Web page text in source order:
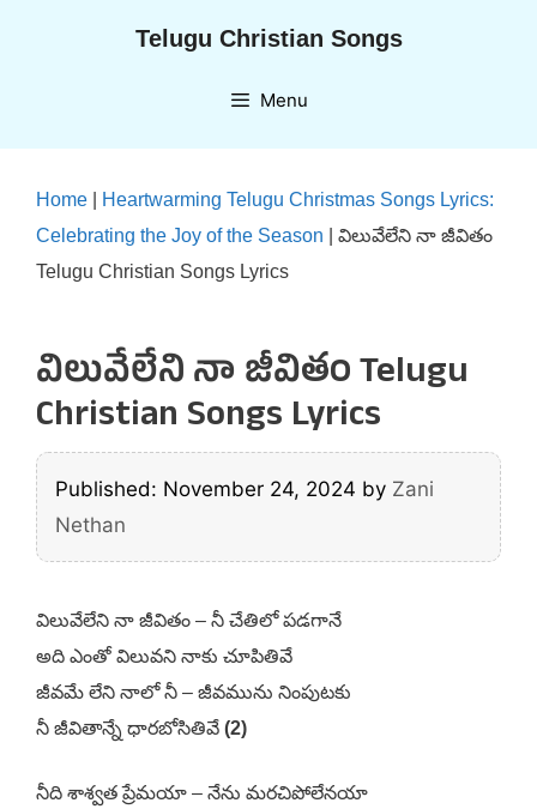
Telugu Christian Songs
Menu
Home
Heartwarming Telugu Christmas Songs Lyrics:
Celebrating the Joy of the Season
విలువేలేని నా జీవితం
Telugu Christian Songs Lyrics
విలువేలేని నా జీవితం Telugu
Christian Songs Lyrics
Published: November 24, 2024 by Zani
Nethan
విలువేలేని నా జీవితం – నీ చేతిలో పడగానే
అది ఎంతో విలువని నాకు చూపితివే
జీవమే లేని నాలో నీ – జీవమును నింపుటకు
నీ జీవితాన్నే ధారబోసితివే (2)
నీది శాశ్వత ప్రేమయా – నేను మరచిపోలేనయా